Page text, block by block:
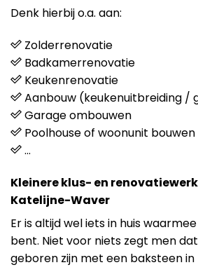
Denk hierbij o.a. aan:
Zolderrenovatie
Badkamerrenovatie
Keukenrenovatie
Aanbouw (keukenuitbreiding /
Garage ombouwen
Poolhouse of woonunit bouwen
…
Kleinere klus- en
Katelijne-Waver
Er is altijd wel iets in huis
bent. Niet voor niets zegt men
geboren zijn met een baksteen in